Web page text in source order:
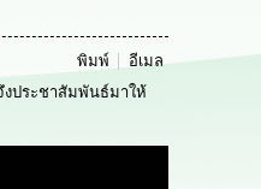
พิมพ์
อีเมล
งประชาสัมพันธ์มาให้